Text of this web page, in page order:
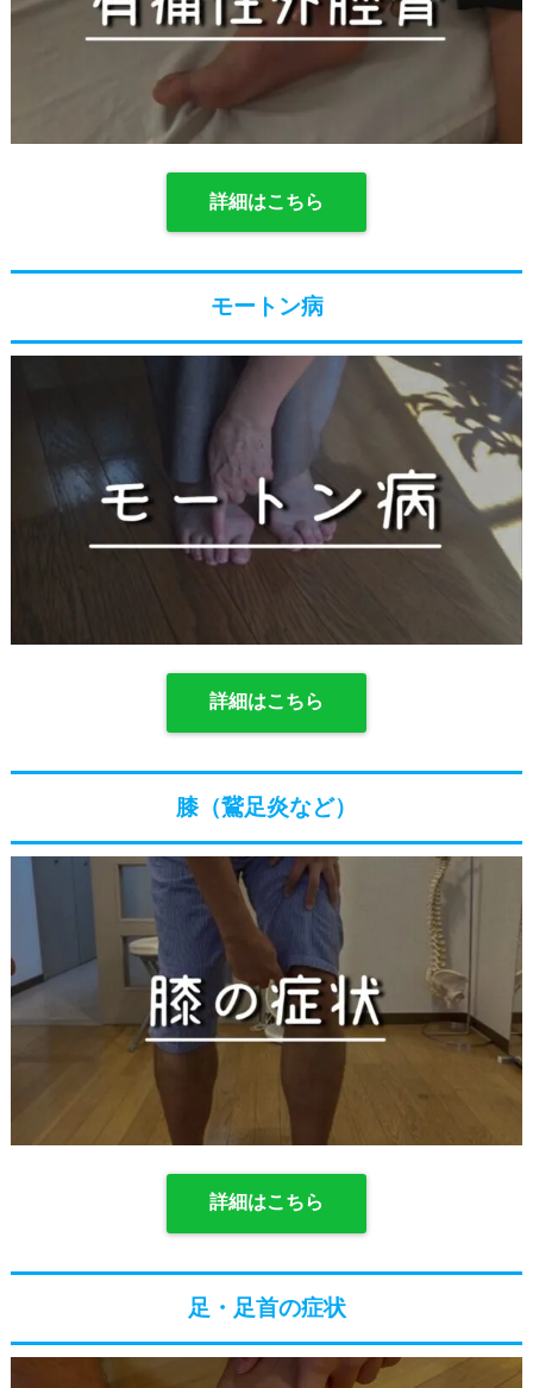
詳細はこちら
モートン病
詳細はこちら
膝（鵞足炎など）
詳細はこちら
足・足首の症状